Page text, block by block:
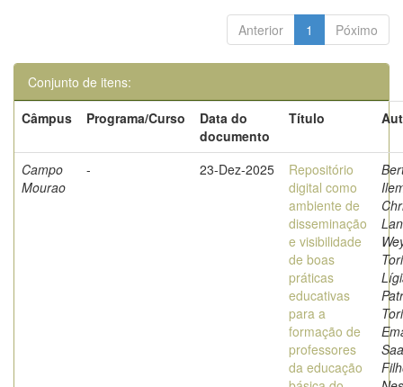
Anterior 1 Póximo
Conjunto de itens:
Câmpus
Programa/Curso
Data do
documento
Título
Campo
Mourao
- 23-Dez-2025
Repositório
digital como
ambiente de
disseminação
e visibilidade
de boas
práticas
educativas
para a
formação de
professores
da educação